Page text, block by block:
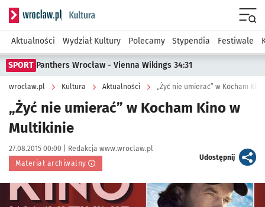
Serwis informacyjny wroclaw.pl podserwis: Kultura
Aktualności Wydział Kultury Polecamy Stypendia Festiwale
SPORT Panthers Wrocław - Vienna Wikings 34:31
wroclaw.pl Kultura Aktualności „Żyć nie umierać” w Kocham
„Żyć nie umierać” w Kocham Kino w
Multikinie
Data publikacji:
27.08.2015 00:00 | Autor:
Redakcja www.wroclaw.pl
Materiał archiwalny
Udostępnijartykuł
Kliknij, aby powiększyć